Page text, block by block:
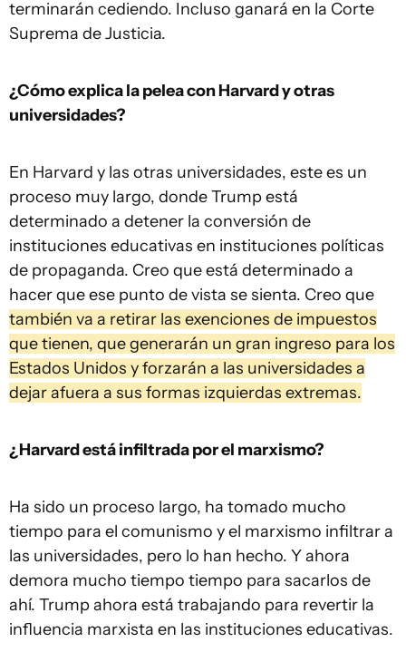
terminarán cediendo. Incluso ganará en la Corte
Suprema de Justicia.
¿Cómo explica la pelea con Harvard y otras
universidades?
En Harvard y las otras universidades, este es un
proceso muy largo, donde Trump está
determinado a detener la conversión de
instituciones educativas en instituciones políticas
de propaganda. Creo que está determinado a
hacer que ese punto de vista se sienta. Creo que
también va a retirar las exenciones de impuestos
que tienen, que generarán un gran ingreso para los
Estados Unidos y forzarán a las universidades a
dejar afuera a sus formas izquierdas extremas.
¿Harvard está infiltrada por el marxismo?
Ha sido un proceso largo, ha tomado mucho
tiempo para el comunismo y el marxismo infiltrar a
las universidades, pero lo han hecho. Y ahora
demora mucho tiempo tiempo para sacarlos de
ahí. Trump ahora está trabajando para revertir la
influencia marxista en las instituciones educativas.